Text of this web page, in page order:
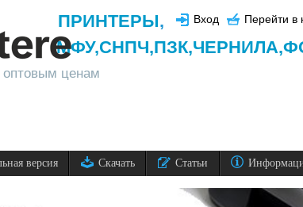
оптовым ценам
Вход Перейти в
ПРИНТЕРЫ,
МФУ,СНПЧ,ПЗК,ЧЕРНИЛА,
версия Скачать Статьи